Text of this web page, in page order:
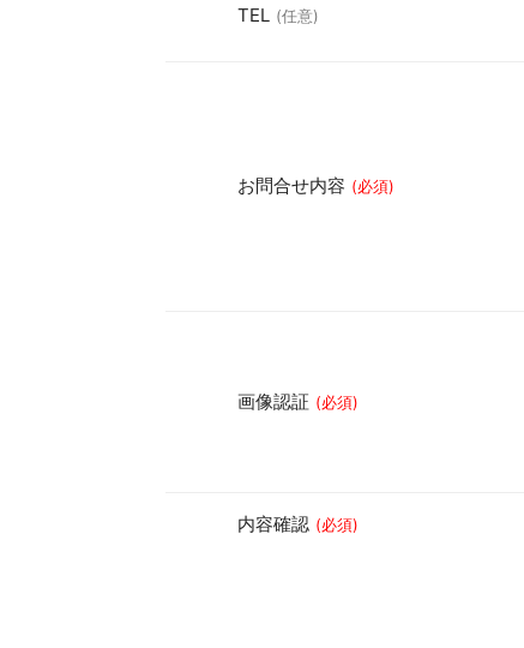
TEL (任意)
お問合せ内容 (必須)
画像認証 (必須)
内容確認 (必須)